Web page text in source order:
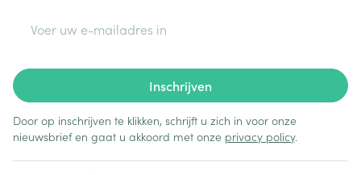
Inschrijven
Door op inschrijven te klikken, schrijft u zich in voor onze
nieuwsbrief en gaat u akkoord met onze privacy policy.